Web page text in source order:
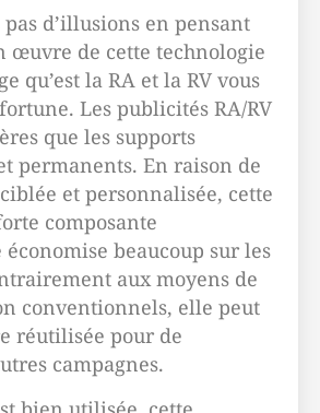
d’illusions en pensant
œuvre de cette technologie
qu’est la RA et la RV vous
Les publicités RA/RV
que les supports
permanents. En raison de
et personnalisée, cette
composante
beaucoup sur les
aux moyens de
conventionnels, elle peut
réutilisée pour de
campagnes.